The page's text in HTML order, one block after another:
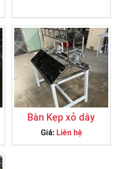
Bàn Kẹp xỏ dây
Giá: Liên hệ